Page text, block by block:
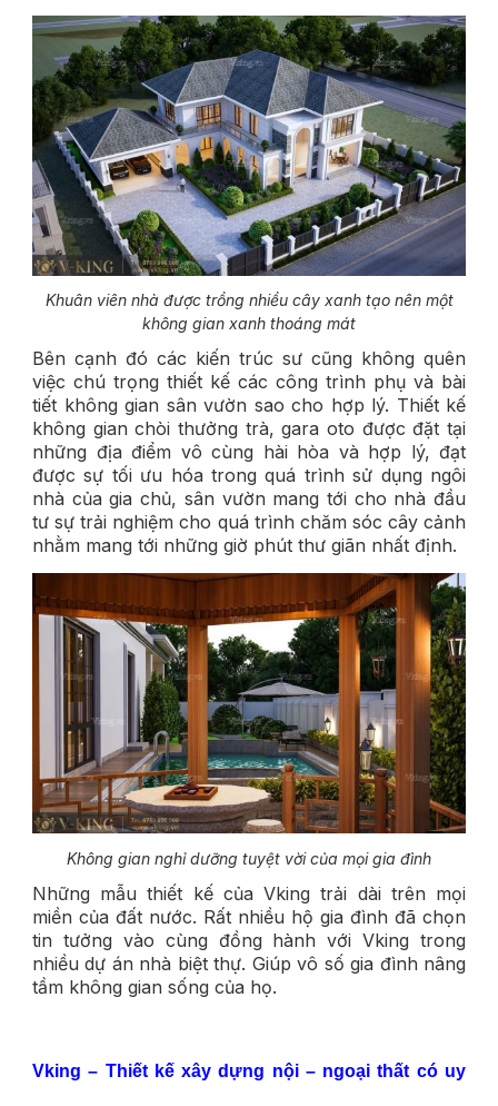
Khuân viên nhà được trồng nhiều cây xanh tạo nên một
không gian xanh thoáng mát
Bên cạnh đó các kiến trúc sư cũng không quên
việc chú trọng thiết kế các công trình phụ và bài
tiết không gian sân vườn sao cho hợp lý. Thiết kế
không gian chòi thưởng trà, gara oto được đặt tại
những địa điểm vô cùng hài hòa và hợp lý, đạt
được sự tối ưu hóa trong quá trình sử dụng ngôi
nhà của gia chủ, sân vườn mang tới cho nhà đầu
tư sự trải nghiệm cho quá trình chăm sóc cây cảnh
nhằm mang tới những giờ phút thư giãn nhất định.
Không gian nghỉ dưỡng tuyệt vời của mọi gia đình
Những mẫu thiết kế của Vking trải dài trên mọi
miền của đất nước. Rất nhiều hộ gia đình đã chọn
tin tưởng vào cùng đồng hành với Vking trong
nhiều dự án nhà biệt thự. Giúp vô số gia đình nâng
tầm không gian sống của họ.
Vking – Thiết kế xây dựng nội – ngoại thất có uy